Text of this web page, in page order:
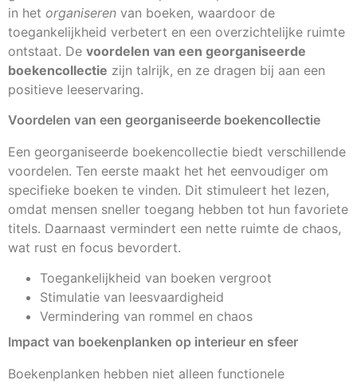
in het organiseren van boeken, waardoor de
toegankelijkheid verbetert en een overzichtelijke ruimte
ontstaat. De voordelen van een georganiseerde
boekencollectie zijn talrijk, en ze dragen bij aan een
positieve leeservaring.
Voordelen van een georganiseerde boekencollectie
Een georganiseerde boekencollectie biedt verschillende
voordelen. Ten eerste maakt het het eenvoudiger om
specifieke boeken te vinden. Dit stimuleert het lezen,
omdat mensen sneller toegang hebben tot hun favoriete
titels. Daarnaast vermindert een nette ruimte de chaos,
wat rust en focus bevordert.
Toegankelijkheid van boeken vergroot
Stimulatie van leesvaardigheid
Vermindering van rommel en chaos
Impact van boekenplanken op interieur en sfeer
Boekenplanken hebben niet alleen functionele